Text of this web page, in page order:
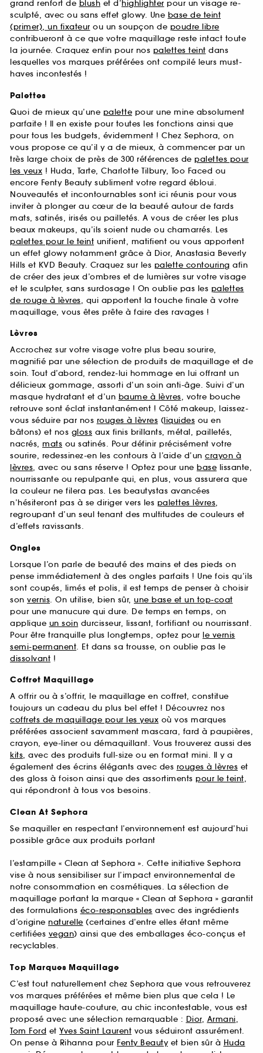
grand renfort de blush et d’highlighter pour un visage re-
sculpté, avec ou sans effet glowy. Une base de teint
(primer), un fixateur ou un soupçon de poudre libre
contribueront à ce que votre maquillage reste intact toute
la journée. Craquez enfin pour nos palettes teint dans
lesquelles vos marques préférées ont compilé leurs must-
haves incontestés !
Palettes
Quoi de mieux qu’une palette pour une mine absolument
parfaite ! Il en existe pour toutes les fonctions ainsi que
pour tous les budgets, évidemment ! Chez Sephora, on
vous propose ce qu’il y a de mieux, à commencer par un
très large choix de près de 300 références de palettes pour
les yeux ! Huda, Tarte, Charlotte Tilbury, Too Faced ou
encore Fenty Beauty subliment votre regard ébloui.
Nouveautés et incontournables sont ici réunis pour vous
inviter à plonger au cœur de la beauté autour de fards
mats, satinés, irisés ou pailletés. A vous de créer les plus
beaux makeups, qu’ils soient nude ou chamarrés. Les
palettes pour le teint unifient, matifient ou vous apportent
un effet glowy notamment grâce à Dior, Anastasia Beverly
Hills et KVD Beauty. Craquez sur les palette contouring afin
de créer des jeux d’ombres et de lumières sur votre visage
et le sculpter, sans surdosage ! On oublie pas les palettes
de rouge à lèvres, qui apportent la touche finale à votre
maquillage, vous êtes prête à faire des ravages !
Lèvres
Accrochez sur votre visage votre plus beau sourire,
magnifié par une sélection de produits de maquillage et de
soin. Tout d’abord, rendez-lui hommage en lui offrant un
délicieux gommage, assorti d’un soin anti-âge. Suivi d’un
masque hydratant et d’un baume à lèvres, votre bouche
retrouve sont éclat instantanément ! Côté makeup, laissez-
vous séduire par nos rouges à lèvres (liquides ou en
bâtons) et nos gloss aux finis brillants, métal, pailletés,
nacrés, mats ou satinés. Pour définir précisément votre
sourire, redessinez-en les contours à l’aide d’un crayon à
lèvres, avec ou sans réserve ! Optez pour une base lissante,
nourrissante ou repulpante qui, en plus, vous assurera que
la couleur ne filera pas. Les beautystas avancées
n’hésiteront pas à se diriger vers les palettes lèvres,
regroupant d’un seul tenant des multitudes de couleurs et
d’effets ravissants.
Ongles
Lorsque l’on parle de beauté des mains et des pieds on
pense immédiatement à des ongles parfaits ! Une fois qu’ils
sont coupés, limés et polis, il est temps de penser à choisir
son vernis. On utilise, bien sûr, une base et un top-coat
pour une manucure qui dure. De temps en temps, on
applique un soin durcisseur, lissant, fortifiant ou nourrissant.
Pour être tranquille plus longtemps, optez pour le vernis
semi-permanent. Et dans sa trousse, on oublie pas le
dissolvant !
Coffret Maquillage
A offrir ou à s’offrir, le maquillage en coffret, constitue
toujours un cadeau du plus bel effet ! Découvrez nos
coffrets de maquillage pour les yeux où vos marques
préférées associent savamment mascara, fard à paupières,
crayon, eye-liner ou démaquillant. Vous trouverez aussi des
kits, avec des produits full-size ou en format mini. Il y a
également des écrins élégants avec des rouges à lèvres et
des gloss à foison ainsi que des assortiments pour le teint,
qui répondront à tous vos besoins.
Clean At Sephora
Se maquiller en respectant l’environnement est aujourd’hui
possible grâce aux produits portant
l’estampille « Clean at Sephora ». Cette initiative Sephora
vise à nous sensibiliser sur l’impact environnemental de
notre consommation en cosmétiques. La sélection de
maquillage portant la marque « Clean at Sephora » garantit
des formulations éco-responsables avec des ingrédients
d’origine naturelle (certaines d’entre elles étant même
certifiées vegan) ainsi que des emballages éco-conçus et
recyclables.
Top Marques Maquillage
C’est tout naturellement chez Sephora que vous retrouverez
vos marques préférées et même bien plus que cela ! Le
maquillage haute-couture, au chic incontestable, vous est
proposé avec une sélection remarquable : Dior, Armani,
Tom Ford et Yves Saint Laurent vous séduiront assurément.
On pense à Rihanna pour Fenty Beautyet bien sûr à Huda